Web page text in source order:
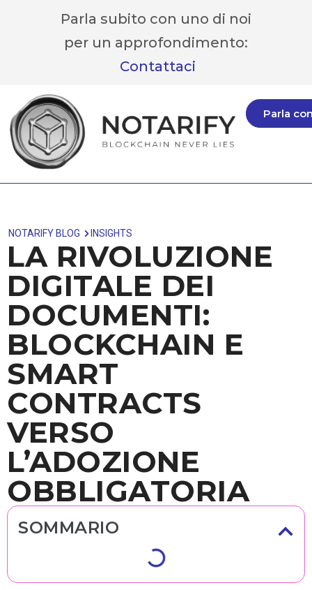
Parla subito con uno di noi
per un approfondimento:
Contattaci
Parla
NOTARIFY BLOG INSIGHTS
LA RIVOLUZIONE
DIGITALE DEI
DOCUMENTI:
BLOCKCHAIN E
SMART
CONTRACTS
VERSO
L’ADOZIONE
OBBLIGATORIA
SOMMARIO